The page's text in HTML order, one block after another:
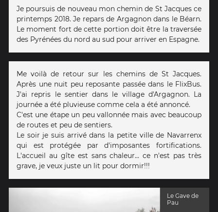
Je poursuis de nouveau mon chemin de St Jacques ce
printemps 2018. Je repars de Argagnon dans le Béarn.
Le moment fort de cette portion doit être la traversée
des Pyrénées du nord au sud pour arriver en Espagne.
Me voilà de retour sur les chemins de St Jacques.
Après une nuit peu reposante passée dans le FlixBus.
J'ai repris le sentier dans le village d'Argagnon. La
journée a été pluvieuse comme cela a été annoncé.
C'est une étape un peu vallonnée mais avec beaucoup
de routes et peu de sentiers.
Le soir je suis arrivé dans la petite ville de Navarrenx
qui est protégée par d'imposantes fortifications.
L'accueil au gîte est sans chaleur... ce n'est pas très
grave, je veux juste un lit pour dormir!!!
Le Gave de
Pau